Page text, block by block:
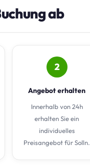
ab
2
Angebot erhalten
Innerhalb von 24h
erhalten Sie ein
individuelles
Preisangebot für Solln.